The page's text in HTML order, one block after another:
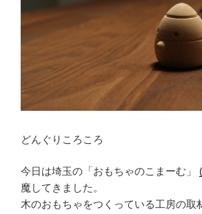
どんぐりころころ
今日は埼玉の「おもちゃのこまーむ」
魔してきました。
木のおもちゃをつくっている工房の取